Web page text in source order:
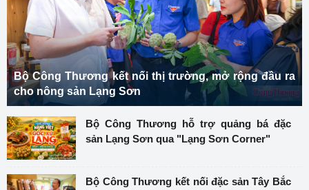
Bộ Công Thương kết nối thị trường, mở rộng đầu ra
cho nông sản Lạng Sơn
Bộ Công Thương hỗ trợ quảng bá đặc
sản Lạng Sơn qua "Lạng Sơn Corner"
Bộ Công Thương kết nối đặc sản Tây Bắc